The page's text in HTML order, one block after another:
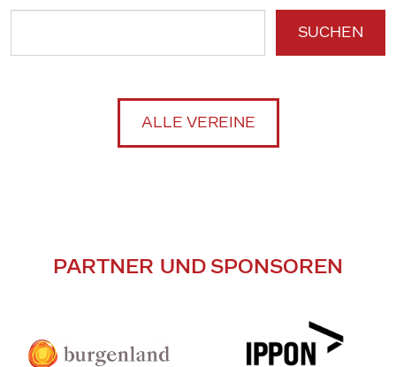
SUCHEN
ALLE VEREINE
PARTNER UND SPONSOREN